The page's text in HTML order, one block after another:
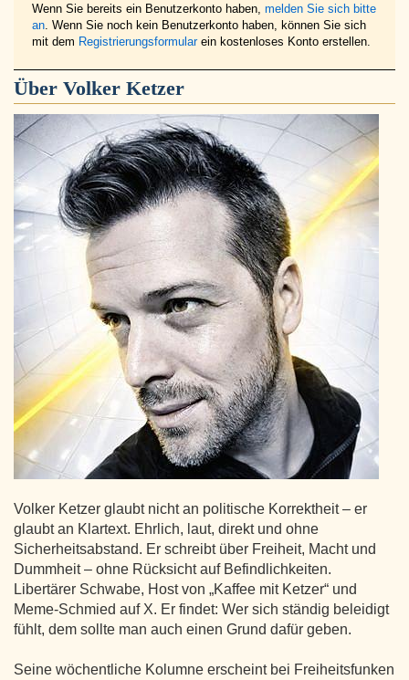
Wenn Sie bereits ein Benutzerkonto haben, melden Sie sich bitte
an . Wenn Sie noch kein Benutzerkonto haben, können Sie sich
mit dem Registrierungsformularein kostenloses Konto erstellen.
Über Volker Ketzer
Volker Ketzer glaubt nicht an politische Korrektheit – er
glaubt an Klartext. Ehrlich, laut, direkt und ohne
Sicherheitsabstand. Er schreibt über Freiheit, Macht und
Dummheit – ohne Rücksicht auf Befindlichkeiten.
Libertärer Schwabe, Host von „Kaffee mit Ketzer“ und
Meme-Schmied auf X. Er findet: Wer sich ständig beleidigt
fühlt, dem sollte man auch einen Grund dafür geben.
Seine wöchentliche Kolumne erscheint bei Freiheitsfunken